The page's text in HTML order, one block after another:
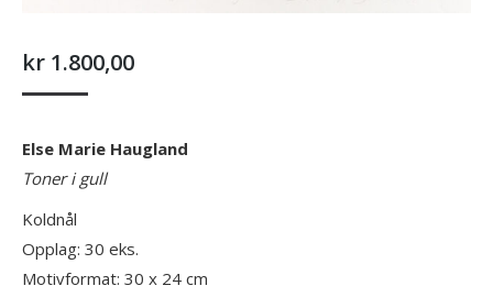
kr 1.800,00
Else Marie Haugland
Toner i gull
Koldnål
Opplag: 30 eks.
Motivformat: 30 x 24 cm